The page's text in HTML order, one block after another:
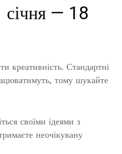
січня — 18
креативність. Стандартні
тому шукайте
своїми ідеями з
неочікувану